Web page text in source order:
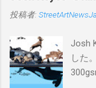
投稿者:
Josh
した